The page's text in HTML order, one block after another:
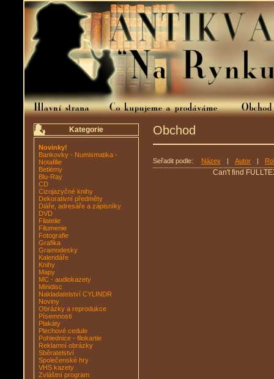
Kategorie
Novinky!
Bankovky - Numismatika -
Notafilie
Betlémy
Blu-Ray
CD
Cizojazyčné knihy
Dekorativní předměty
Diáře, adresáře a zápisníky
DVD
Filatelie
Filumenie
Fotografie
Grafika
Gramodesky
Kalendáře
Knihy
Mapy
MC - audiokazety
Minidisc
Nakladatelství CYLINDR
Noviny
Obrázky a reprodukce
Písemnosti
Plakáty
Plechové cedule
Pohlednice - filokartie
Reklamní obrázky
Sběratelství
Společenské hry
VHS kazety
Zvláštní program
Obchod
Seřadit podle: Název | Autor |
Can't find